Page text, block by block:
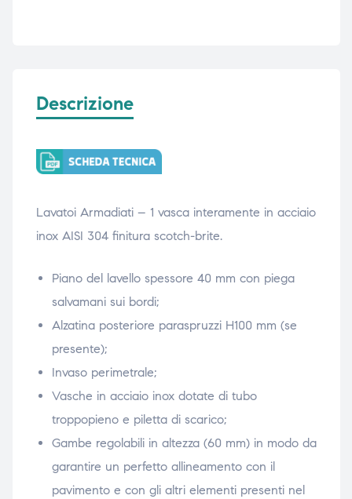
Descrizione
Lavatoi Armadiati – 1 vasca interamente in acciaio
inox AISI 304 finitura scotch-brite.
Piano del lavello spessore 40 mm con piega
salvamani sui bordi;
Alzatina posteriore paraspruzzi H100 mm (se
presente);
Invaso perimetrale;
Vasche in acciaio inox dotate di tubo
troppopieno e piletta di scarico;
Gambe regolabili in altezza (60 mm) in modo da
garantire un perfetto allineamento con il
pavimento e con gli altri elementi presenti nel